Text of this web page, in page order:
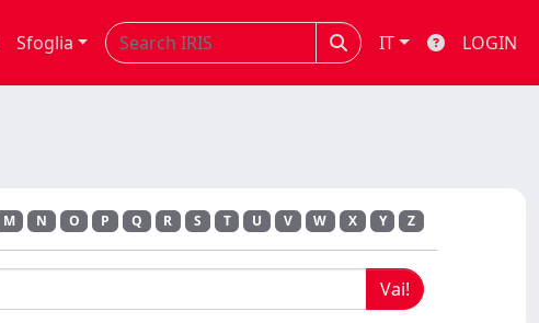
Sfoglia IT LOGIN
M N O P Q R S T U V W X Y Z